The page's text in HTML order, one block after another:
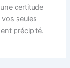
certitude
seules
précipité.